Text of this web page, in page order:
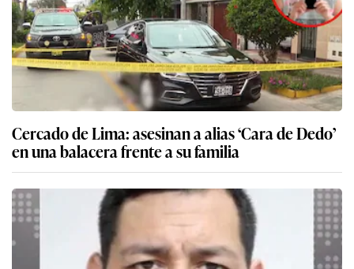
Cercado de Lima: asesinan a alias ‘Cara de Dedo’
en una balacera frente a su familia